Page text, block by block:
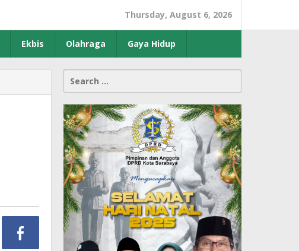
Thursday, August 6, 2026
Ekbis Olahraga Gaya Hidup
Search
for: